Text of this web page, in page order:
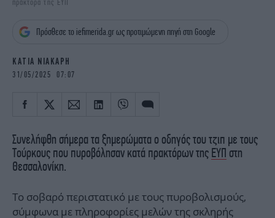
iBOOKS
OSCARS
NEWSLETTER
πράκτορα της ΕΥΠ
Πρόσθεσε το iefimerida.gr ως προτιμώμενη πηγή στη Google
ΚΑΤΙΑ ΝΙΑΚΑΡΗ
31/05/2025 07:07
Συνελήφθη σήμερα τα ξημερώματα ο οδηγός του τζιπ με τους
Τούρκους που πυροβόλησαν κατά πρακτόρων της ΕΥΠ στη
Θεσσαλονίκη.
Το σοβαρό περιστατικό με τους πυροβολισμούς,
σύμφωνα με πληροφορίες μελών της σκληρής